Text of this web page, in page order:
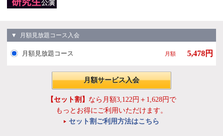
▼ 月額見放題コース入会
月額見放題コース 月額 5,478円
月額サービス入会
【セット割】 なら月額3,122円＋1,628円で
もっとお得にご利用いただけます。
セット割ご利用方法はこちら